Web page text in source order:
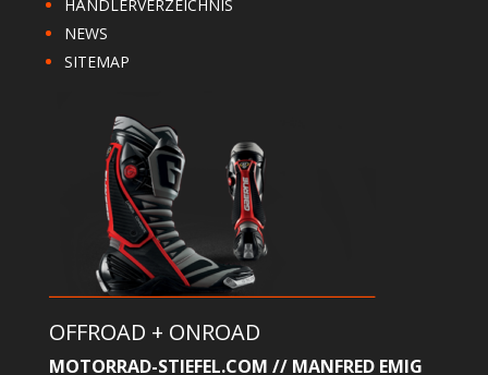
HÄNDLERVERZEICHNIS
NEWS
SITEMAP
OFFROAD + ONROAD
MOTORRAD-STIEFEL.COM // MANFRED EMIG